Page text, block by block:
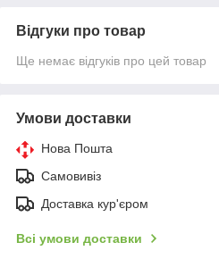
Відгуки про товар
Ще немає відгуків про цей товар
Умови доставки
Нова Пошта
Самовивіз
Доставка кур'єром
Всі умови доставки